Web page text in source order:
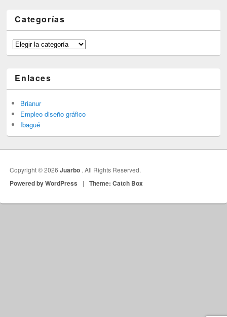
Categorías
Categorías
Enlaces
Brianur
Empleo diseño gráfico
Ibagué
Copyright © 2026Juarbo . All Rights Reserved.
Powered by WordPress | Theme: Catch Box